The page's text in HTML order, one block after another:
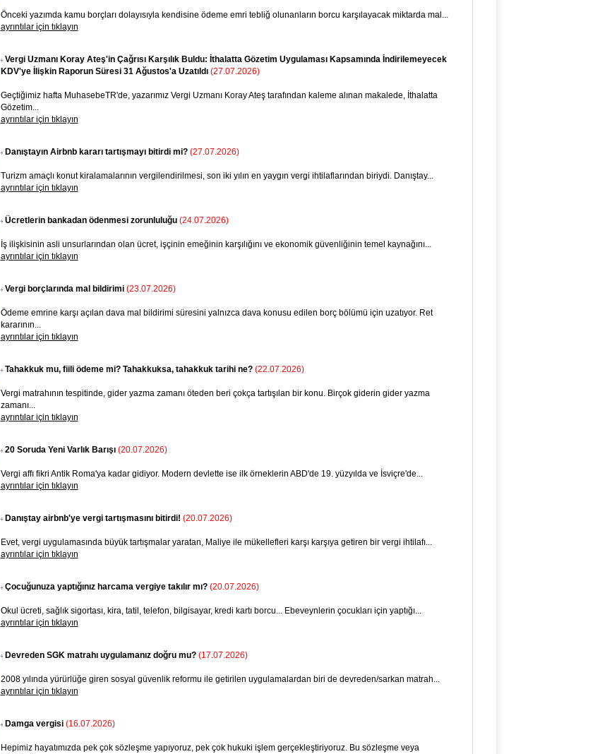
Önceki yazımda kamu borçları dolayısıyla kendisine ödeme emri tebliğ olunanların borcu karşılayacak miktarda mal...
ayrıntılar için tıklayın
Vergi Uzmanı Koray Ateş'in Çağrısı Karşılık Buldu: İthalatta Gözetim Uygulaması Kapsamında İndirilemeyecek
KDV'ye İlişkin Raporun Süresi 31 Ağustos'a Uzatıldı (27.07.2026)
Geçtiğimiz hafta MuhasebeTR'de, yazarımız Vergi Uzmanı Koray Ateş tarafından kaleme alınan makalede, İthalatta
Gözetim...
ayrıntılar için tıklayın
Danıştayın Airbnb kararı tartışmayı bitirdi mi? (27.07.2026)
Turizm amaçlı konut kiralamalarının ver­gilendirilmesi, son iki yı­lın en yaygın vergi ihtilaf­larından biriydi. Danıştay...
ayrıntılar için tıklayın
Ücretlerin bankadan ödenmesi zorunluluğu (24.07.2026)
İş ilişkisinin asli unsurlarından olan ücret, işçinin emeğinin karşılığını ve ekonomik güvenliğinin temel kaynağını...
ayrıntılar için tıklayın
Vergi borçlarında mal bildirimi (23.07.2026)
Ödeme emrine karşı açılan dava mal bildirimi süresini yalnızca dava konusu edilen borç bölümü için uzatıyor. Ret
kararının...
ayrıntılar için tıklayın
Tahakkuk mu, fiili ödeme mi? Tahakkuksa, tahakkuk tarihi ne? (22.07.2026)
Vergi matrahının tespitinde, gider yazma zamanı öteden beri çokça tartışılan bir konu. Birçok giderin gider yazma
zamanı...
ayrıntılar için tıklayın
20 Soruda Yeni Varlık Barışı (20.07.2026)
Vergi affı fikri Antik Roma'ya kadar gidiyor. Modern devlette ise ilk örneklerin ABD'de 19. yüzyılda ve İsviçre'de...
ayrıntılar için tıklayın
Danıştay airbnb'ye vergi tartışmasını bitirdi! (20.07.2026)
Evet, vergi uygulamasında büyük tartışmalar yaratan, Maliye ile mükellefleri karşı karşıya getiren bir vergi ihtilafı...
ayrıntılar için tıklayın
Çocuğunuza yaptığınız harcama vergiye takılır mı? (20.07.2026)
Okul ücreti, sağlık sigortası, kira, tatil, telefon, bilgisayar, kredi kar­tı borcu... Ebeveynlerin çocukları için yaptığı...
ayrıntılar için tıklayın
Devreden SGK matrahı uygulamanız doğru mu? (17.07.2026)
2008 yılında yürürlüğe giren sosyal güvenlik reformu ile getirilen uygulamalardan biri de devreden/sarkan matrah...
ayrıntılar için tıklayın
Damga vergisi (16.07.2026)
Hepimiz hayatımızda pek çok sözleşme yapıyoruz, pek çok hukuki işlem gerçekleştiriyoruz. Bu sözleşme veya